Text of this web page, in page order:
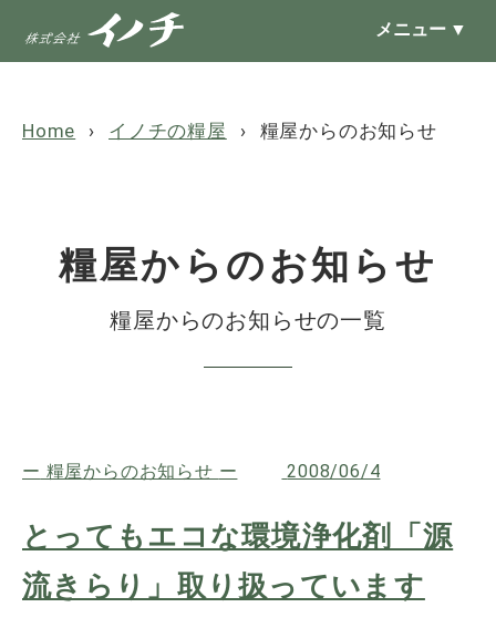
メニュー ▼
Home イノチの糧屋 糧屋からのお知らせ
糧屋からのお知らせ
糧屋からのお知らせの一覧
糧屋からのお知らせ 2008/06/4
とってもエコな環境浄化剤「源
流きらり」取り扱っています